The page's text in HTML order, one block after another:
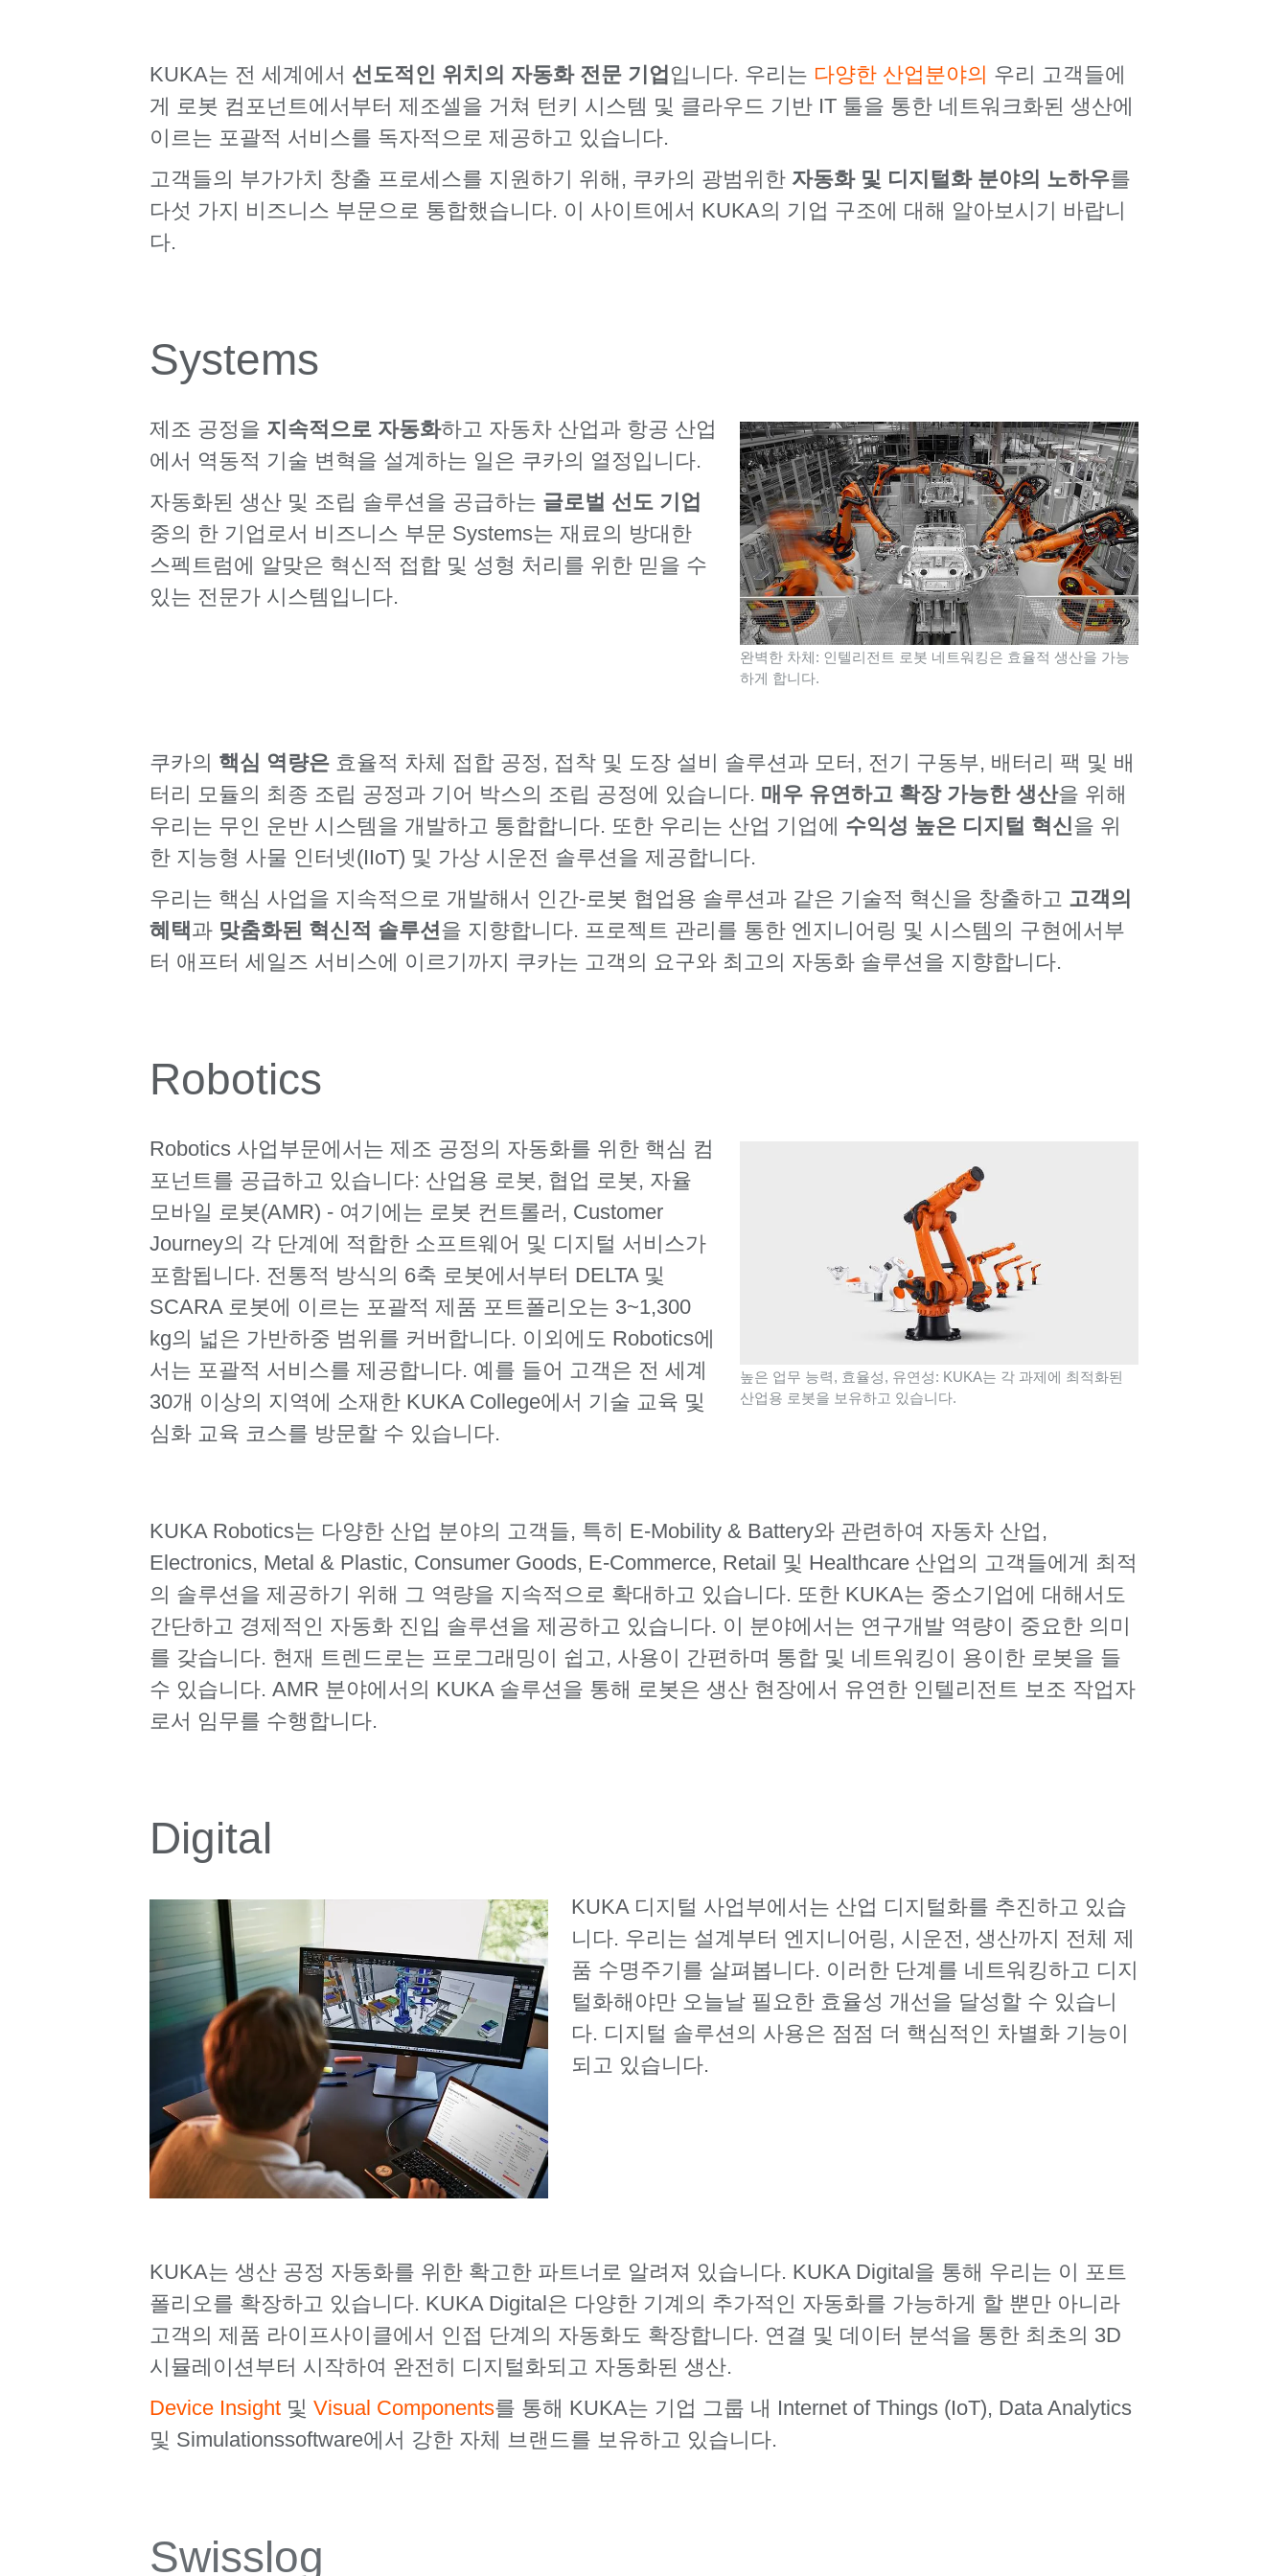
KUKA는 전 세계에서 선도적인 위치의 자동화 전문 기업 입니다. 우리는 다양한 산업분야의 우리 고객들에
게 로봇 컴포넌트에서부터 제조셀을 거쳐 턴키 시스템 및 클라우드 기반 IT 툴을 통한 네트워크화된 생산에
이르는 포괄적 서비스를 독자적으로 제공하고 있습니다.
고객들의 부가가치 창출 프로세스를 지원하기 위해, 쿠카의 광범위한 자동화 및 디지털화 분야의 노하우를
다섯 가지 비즈니스 부문으로 통합했습니다. 이 사이트에서 KUKA의 기업 구조에 대해 알아보시기 바랍니
다.
Systems
제조 공정을 지속적으로 자동화하고 자동차 산업과 항공 산업
에서 역동적 기술 변혁을 설계하는 일은 쿠카의 열정입니다.
자동화된 생산 및 조립 솔루션을 공급하는 글로벌 선도 기업
중의 한 기업로서 비즈니스 부문 Systems는 재료의 방대한
스펙트럼에 알맞은 혁신적 접합 및 성형 처리를 위한 믿을 수
있는 전문가 시스템입니다.
완벽한 차체: 인텔리전트 로봇 네트워킹은 효율적 생산을 가능
하게 합니다.
쿠카의 핵심 역량은효율적 차체 접합 공정, 접착 및 도장 설비 솔루션과 모터, 전기 구동부, 배터리 팩 및 배
터리 모듈의 최종 조립 공정과 기어 박스의 조립 공정에 있습니다. 매우 유연하고 확장 가능한 생산을 위해
우리는 무인 운반 시스템을 개발하고 통합합니다. 또한 우리는 산업 기업에 수익성 높은 디지털 혁신을 위
한 지능형 사물 인터넷(IIoT) 및 가상 시운전 솔루션을 제공합니다.
우리는 핵심 사업을 지속적으로 개발해서 인간-로봇 협업용 솔루션과 같은 기술적 혁신을 창출하고 고객의
혜택과 맞춤화된 혁신적 솔루션을 지향합니다. 프로젝트 관리를 통한 엔지니어링 및 시스템의 구현에서부
터 애프터 세일즈 서비스에 이르기까지 쿠카는 고객의 요구와 최고의 자동화 솔루션을 지향합니다.
Robotics
Robotics 사업부문에서는 제조 공정의 자동화를 위한 핵심 컴
포넌트를 공급하고 있습니다: 산업용 로봇, 협업 로봇, 자율
모바일 로봇(AMR) - 여기에는 로봇 컨트롤러, Customer
Journey의 각 단계에 적합한 소프트웨어 및 디지털 서비스가
포함됩니다. 전통적 방식의 6축 로봇에서부터 DELTA 및
SCARA 로봇에 이르는 포괄적 제품 포트폴리오는 3~1,300
kg의 넓은 가반하중 범위를 커버합니다. 이외에도 Robotics에
서는 포괄적 서비스를 제공합니다. 예를 들어 고객은 전 세계
30개 이상의 지역에 소재한 KUKA College에서 기술 교육 및
심화 교육 코스를 방문할 수 있습니다.
높은 업무 능력, 효율성, 유연성: KUKA는 각 과제에 최적화된
산업용 로봇을 보유하고 있습니다.
KUKA Robotics는 다양한 산업 분야의 고객들, 특히 E-Mobility & Battery와 관련하여 자동차 산업,
Electronics, Metal & Plastic, Consumer Goods, E-Commerce, Retail 및 Healthcare 산업의 고객들에게 최적
의 솔루션을 제공하기 위해 그 역량을 지속적으로 확대하고 있습니다. 또한 KUKA는 중소기업에 대해서도
간단하고 경제적인 자동화 진입 솔루션을 제공하고 있습니다. 이 분야에서는 연구개발 역량이 중요한 의미
를 갖습니다. 현재 트렌드로는 프로그래밍이 쉽고, 사용이 간편하며 통합 및 네트워킹이 용이한 로봇을 들
수 있습니다. AMR 분야에서의 KUKA 솔루션을 통해 로봇은 생산 현장에서 유연한 인텔리전트 보조 작업자
로서 임무를 수행합니다.
Digital
KUKA 디지털 사업부에서는 산업 디지털화를 추진하고 있습
니다. 우리는 설계부터 엔지니어링, 시운전, 생산까지 전체 제
품 수명주기를 살펴봅니다. 이러한 단계를 네트워킹하고 디지
털화해야만 오늘날 필요한 효율성 개선을 달성할 수 있습니
다. 디지털 솔루션의 사용은 점점 더 핵심적인 차별화 기능이
되고 있습니다.
KUKA는 생산 공정 자동화를 위한 확고한 파트너로 알려져 있습니다. KUKA Digital을 통해 우리는 이 포트
폴리오를 확장하고 있습니다. KUKA Digital은 다양한 기계의 추가적인 자동화를 가능하게 할 뿐만 아니라
고객의 제품 라이프사이클에서 인접 단계의 자동화도 확장합니다. 연결 및 데이터 분석을 통한 최초의 3D
시뮬레이션부터 시작하여 완전히 디지털화되고 자동화된 생산.
Device Insight및 Visual Components를 통해 KUKA는 기업 그룹 내 Internet of Things (IoT), Data Analytics
및 Simulationssoftware에서 강한 자체 브랜드를 보유하고 있습니다.
Swisslog